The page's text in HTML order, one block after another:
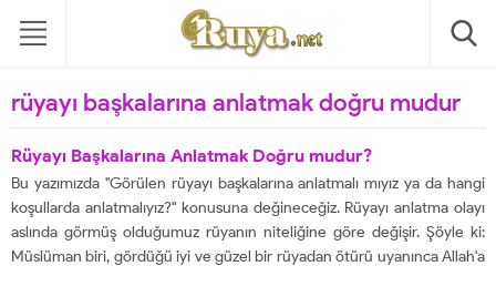
rüyayı başkalarına anlatmak doğru mudur
Rüyayı Başkalarına Anlatmak Doğru mudur?
Bu yazımızda "Görülen rüyayı başkalarına anlatmalı mıyız ya da hangi
koşullarda anlatmalıyız?" konusuna değineceğiz. Rüyayı anlatma olayı
aslında görmüş olduğumuz rüyanın niteliğine göre değişir. Şöyle ki:
Müslüman biri, gördüğü iyi ve güzel bir rüyadan ötürü uyanınca Allah'a